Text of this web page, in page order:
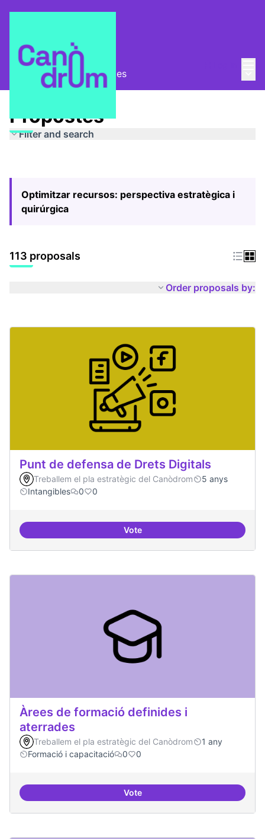
Pla Estratègic Propostes
Propostes
Filter and search
Optimitzar recursos: perspectiva estratègica i
quirúrgica
113 proposals
Order proposals by:
Punt de defensa de Drets Digitals
Treballem el pla estratègic del Canòdrom
5 anys
Intangibles
0 0
VotePunt de defensa de Drets Digitals
Àrees de formació definides i
aterrades
Treballem el pla estratègic del Canòdrom
1 any
Formació i capacitació
0 0
VoteÀrees de formació definides i